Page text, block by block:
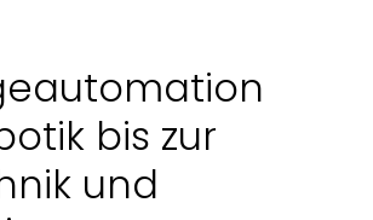
bis zur
und